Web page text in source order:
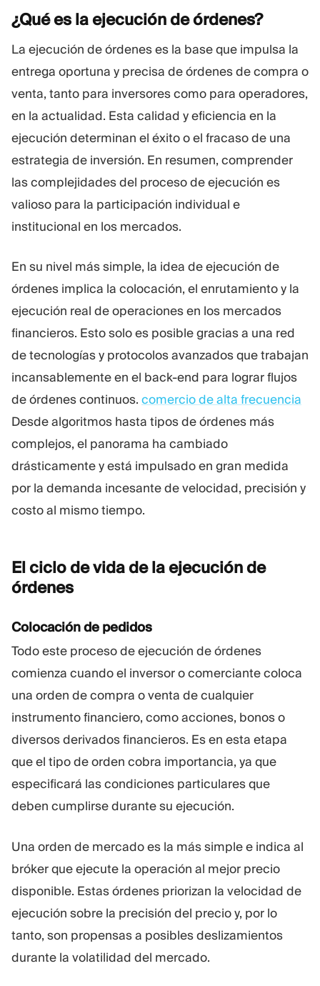
¿Qué es la ejecución deórdenes?
La ejecución de órdenes es la base que impulsa la
entrega oportuna y precisa de órdenes de compra o
venta, tanto para inversores como para operadores,
en la actualidad. Esta calidad y eficiencia en la
ejecución determinan el éxito o el fracaso de una
estrategia de inversión. En resumen, comprender
las complejidades del proceso de ejecución es
valioso para la participación individual e
institucional en los mercados.
En su nivel más simple, la idea de ejecución de
órdenes implica la colocación, el enrutamiento y la
ejecución real de operaciones en los mercados
financieros. Esto solo es posible gracias a una red
de tecnologías y protocolos avanzados que trabajan
incansablemente en el back-end para lograr flujos
de órdenes continuos. comercio de alta frecuencia
Desde algoritmos hasta tipos de órdenes más
complejos, el panorama ha cambiado
drásticamente y está impulsado en gran medida
por la demanda incesante de velocidad, precisión y
costo al mismo tiempo.
El ciclo de vida de la ejecución de
órdenes
Colocación de pedidos
Todo este proceso de ejecución de órdenes
comienza cuando el inversor o comerciante coloca
una orden de compra o venta de cualquier
instrumento financiero, como acciones, bonos o
diversos derivados financieros. Es en esta etapa
que el tipo de orden cobra importancia, ya que
especificará las condiciones particulares que
deben cumplirse durante su ejecución.
Una orden de mercado es la más simple e indica al
bróker que ejecute la operación al mejor precio
disponible. Estas órdenes priorizan la velocidad de
ejecución sobre la precisión del precio y, por lo
tanto, son propensas a posibles deslizamientos
durante la volatilidad del mercado.
Plataforma De Trading Oficina De Soporte
Guía de marketing
Glosario
Tutoriales en vídeo
Calculadora
Plan de negocio
MÁS
Sobre Nosotros
Eventos
Números
Noticias de la empresa
Carreras
Sostenibilidad